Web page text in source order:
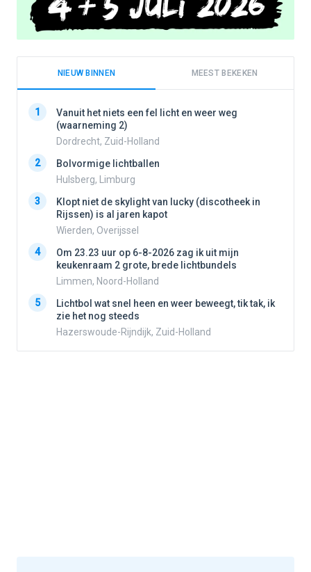
NIEUW BINNEN MEEST BEKEKEN
1
Vanuit het niets een fel licht en weer weg
(waarneming 2)
Dordrecht, Zuid-Holland
2
Bolvormige lichtballen
Hulsberg, Limburg
3
Klopt niet de skylight van lucky (discotheek in
Rijssen) is al jaren kapot
Wierden, Overijssel
4
Om 23.23 uur op 6-8-2026 zag ik uit mijn
keukenraam 2 grote, brede lichtbundels
Limmen, Noord-Holland
5
Lichtbol wat snel heen en weer beweegt, tik tak, ik
zie het nog steeds
Hazerswoude-Rijndijk, Zuid-Holland